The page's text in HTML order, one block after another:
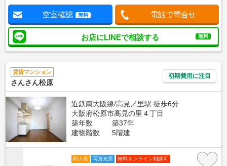
空室確認 無料 電話で問合せ
お店にLINEで相談する 無料
賃貸マンション
さんさん松原
初期費用に注目
近鉄南大阪線/高見ノ里駅 徒歩6分
大阪府松原市高見の里４丁目
築年数
築37年
建物階数
5階建
即入居 写真充実 無料オンライン相談可